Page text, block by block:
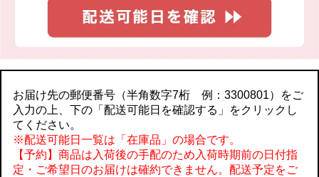
お届け先の郵便番号（半角数字7桁 例：3300801）をご
入力の上、下の「配送可能日を確認する」をクリックし
てください。
※配送可能日一覧は「在庫品」の場合です。
【予約】商品は入荷後の手配のため入荷時期前の日付指
定・ご希望日のお届けは確約できません。配送予定をご